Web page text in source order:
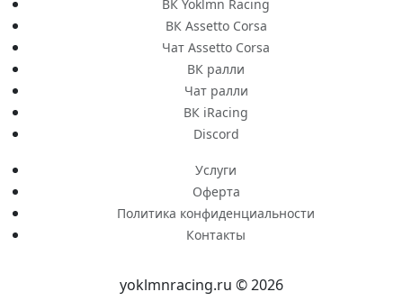
ВК Yoklmn Racing
ВК Assetto Corsa
Чат Assetto Corsa
ВК ралли
Чат ралли
ВК iRacing
Discord
Услуги
Оферта
Политика конфиденциальности
Контакты
yoklmnracing.ru © 2026